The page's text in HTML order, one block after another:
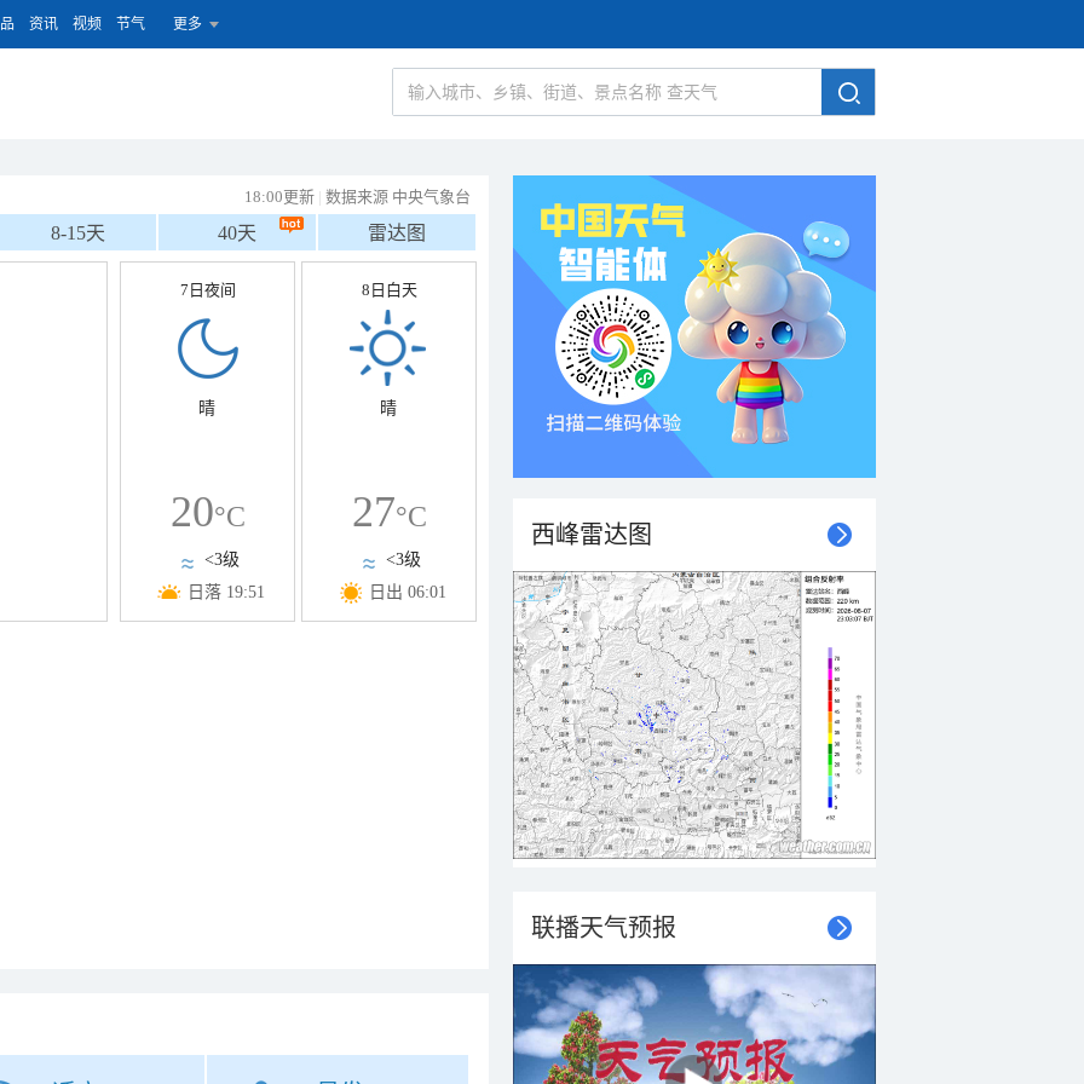
资讯 视频 节气 更多
18:00更新 | 数据来源 中央气象台
8-15天 40天 雷达图
7日夜间
晴
20°C
<3级
日落 19:51
8日白天
晴
27°C
<3级
日出 06:01
西峰雷达图
联播天气预报